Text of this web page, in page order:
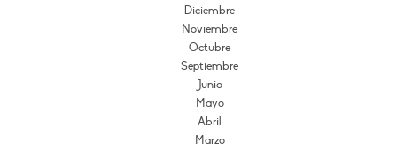
Diciembre
Noviembre
Octubre
Septiembre
Junio
Mayo
Abril
Marzo